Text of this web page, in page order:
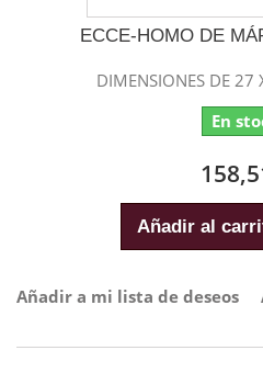
ECCE-HOMO DE
DIMENSIONES DE 27
En
Añadir al
Añadir a mi lista de deseos